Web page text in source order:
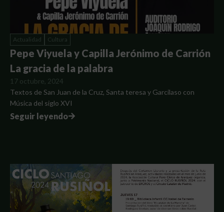
Actualidad Cultura
Pepe Viyuela y Capilla Jerónimo de Carrión
La gracia de la palabra
17 octubre, 2024
Textos de San Juan de la Cruz, Santa teresa y Garcilaso con
Música del siglo XVI
Seguir leyendo